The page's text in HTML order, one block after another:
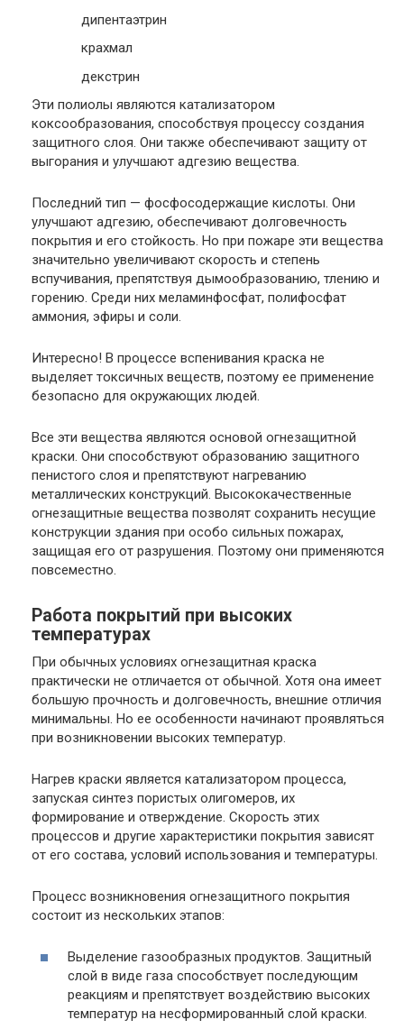
дипентаэтрин
крахмал
декстрин
Эти полиолы являются катализатором
коксообразования, способствуя процессу создания
защитного слоя. Они также обеспечивают защиту от
выгорания и улучшают адгезию вещества.
Последний тип — фосфосодержащие кислоты. Они
улучшают адгезию, обеспечивают долговечность
покрытия и его стойкость. Но при пожаре эти вещества
значительно увеличивают скорость и степень
вспучивания, препятствуя дымообразованию, тлению и
горению. Среди них меламинфосфат, полифосфат
аммония, эфиры и соли.
Интересно! В процессе вспенивания краска не
выделяет токсичных веществ, поэтому ее применение
безопасно для окружающих людей.
Все эти вещества являются основой огнезащитной
краски. Они способствуют образованию защитного
пенистого слоя и препятствуют нагреванию
металлических конструкций. Высококачественные
огнезащитные вещества позволят сохранить несущие
конструкции здания при особо сильных пожарах,
защищая его от разрушения. Поэтому они применяются
повсеместно.
Работа покрытий при высоких
температурах
При обычных условиях огнезащитная краска
практически не отличается от обычной. Хотя она имеет
большую прочность и долговечность, внешние отличия
минимальны. Но ее особенности начинают проявляться
при возникновении высоких температур.
Нагрев краски является катализатором процесса,
запуская синтез пористых олигомеров, их
формирование и отверждение. Скорость этих
процессов и другие характеристики покрытия зависят
от его состава, условий использования и температуры.
Процесс возникновения огнезащитного покрытия
состоит из нескольких этапов:
Выделение газообразных продуктов. Защитный
слой в виде газа способствует последующим
реакциям и препятствует воздействию высоких
температур на несформированный слой краски.